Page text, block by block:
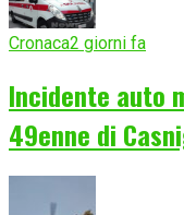
Cronaca2 giorni fa
Incidente auto
49enne di